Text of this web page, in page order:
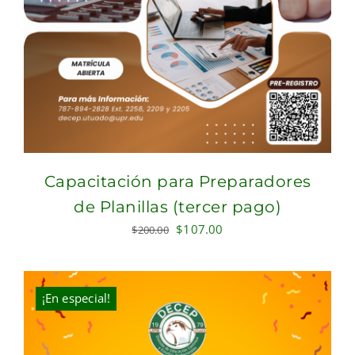
Capacitación para Preparadores
de Planillas (tercer pago)
$200.00 Original
was:
$107.00
is:
¡En especial!